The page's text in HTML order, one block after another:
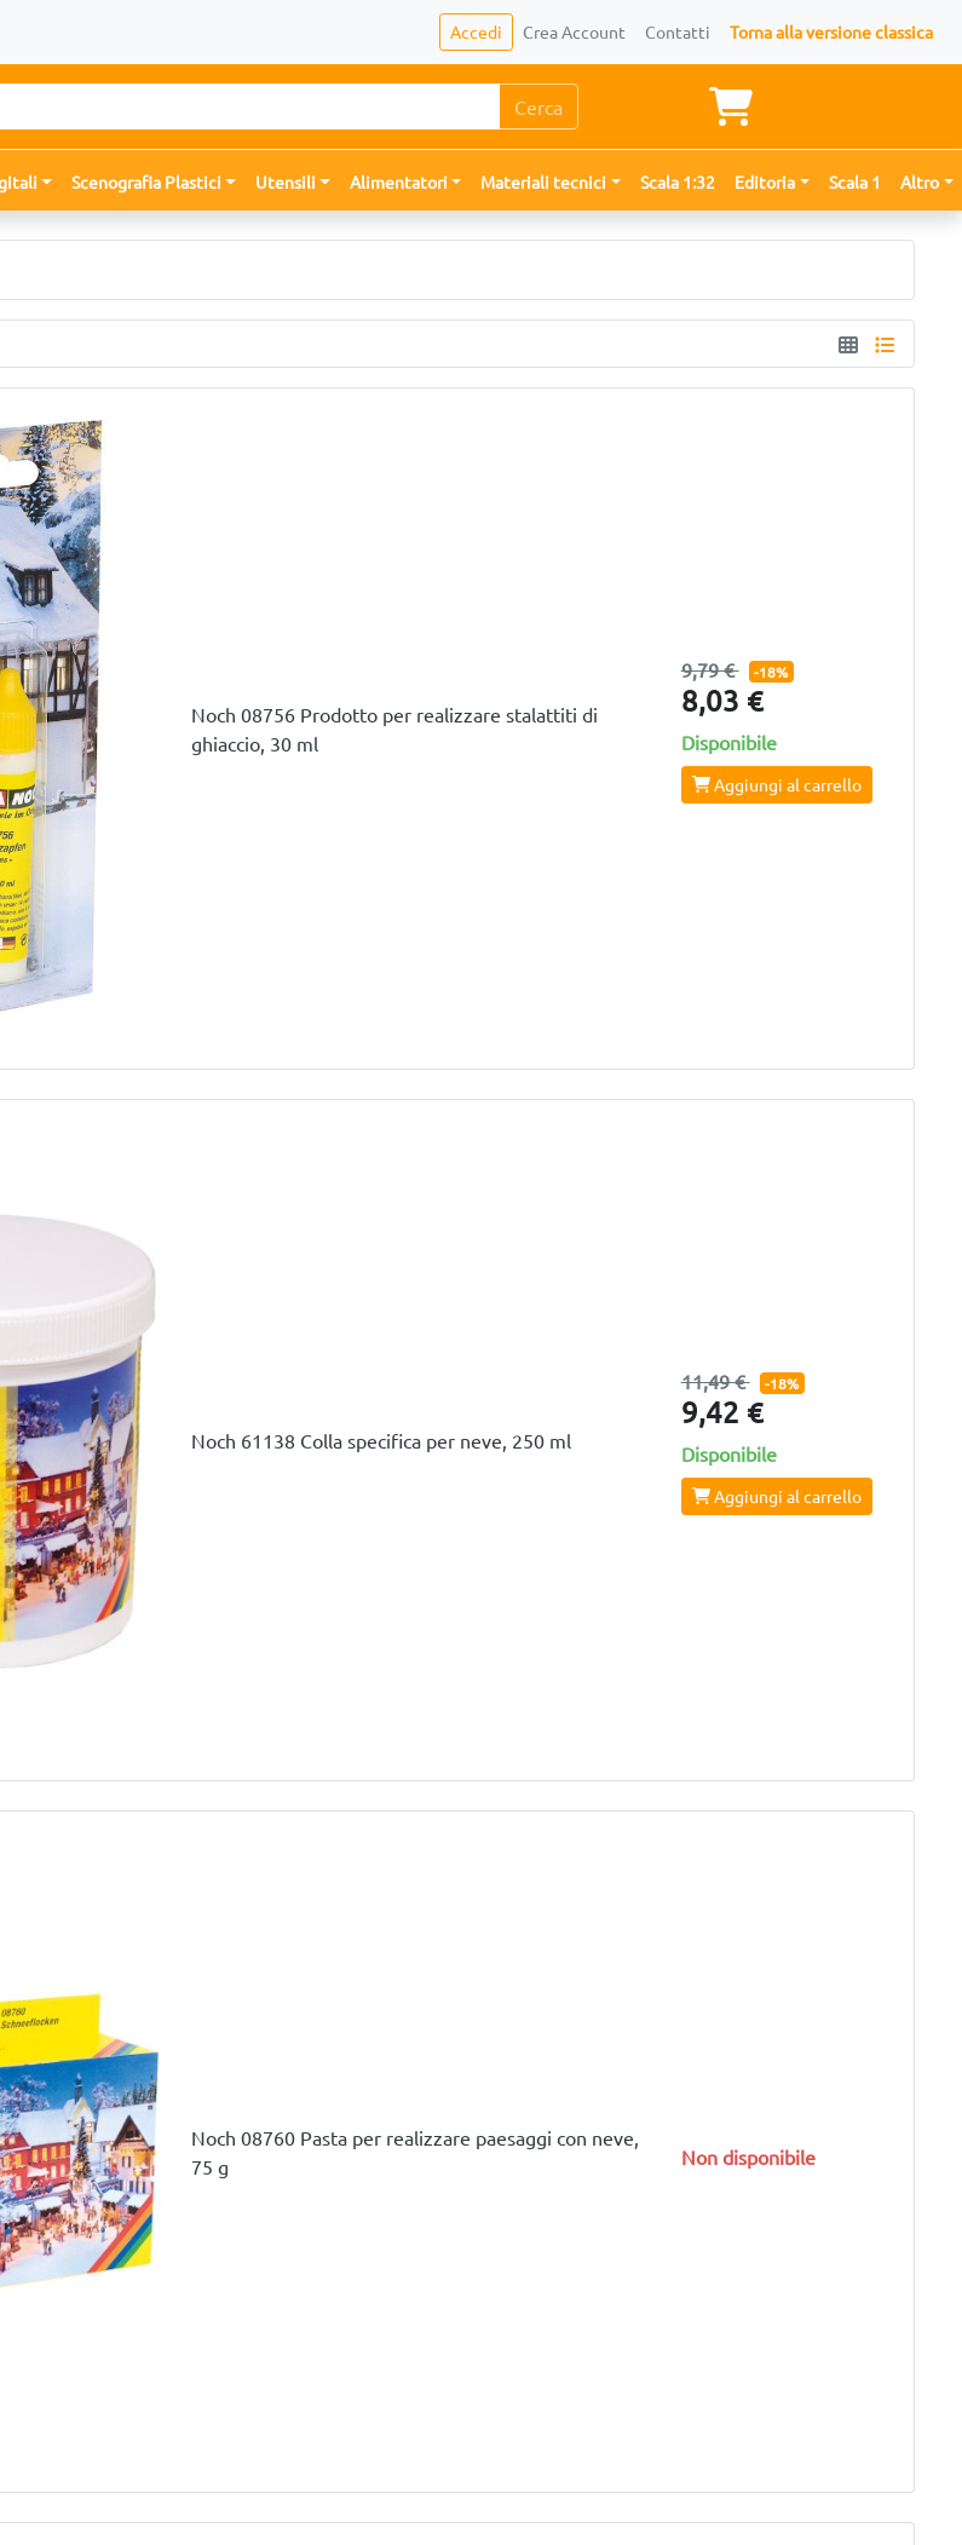
Accedi Crea Account Contatti Torna alla versione classica
Cerca
Scenografia Plastici Utensili Alimentatori Materiali tecnici Scala 1:32 Editoria Scala 1 Altro
Noch 08756 Prodotto per realizzare stalattiti di
ghiaccio, 30 ml
9,79 € -18%
8,03 €
Disponibile
Aggiungi al carrello
Noch 61138 Colla specifica per neve, 250 ml
11,49 € -18%
9,42 €
Disponibile
Aggiungi al carrello
Noch 08760 Pasta per realizzare paesaggi con neve,
75 g
Non disponibile